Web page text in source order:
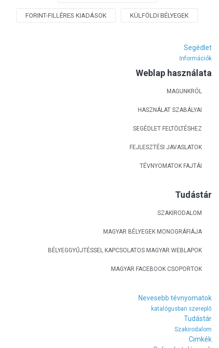
FORINT-FILLÉRES KIADÁSOK KÜLFÖLDI BÉLYEGEK
Segédlet
Információk
Weblap használata
MAGUNKRÓL
HASZNÁLAT SZABÁLYAI
SEGÉDLET FELTÖLTÉSHEZ
FEJLESZTÉSI JAVASLATOK
TÉVNYOMATOK FAJTÁI
Tudástár
SZAKIRODALOM
MAGYAR BÉLYEGEK MONOGRÁFIÁJA
BÉLYEGGYŰJTÉSSEL KAPCSOLATOS MAGYAR WEBLAPOK
MAGYAR FACEBOOK CSOPORTOK
Nevesebb tévnyomatok
katalógusban szereplő
Tudástár
Szakirodalom
Cimkék